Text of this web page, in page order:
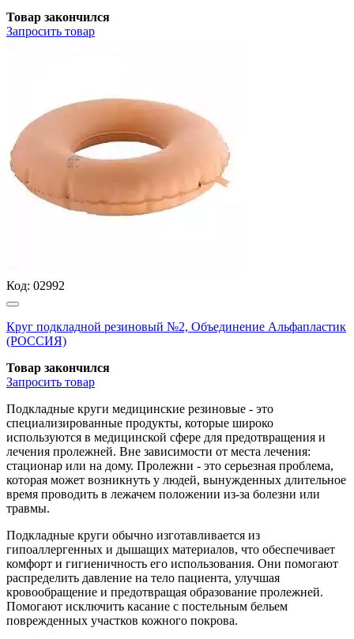
Товар закончился
Запросить товар
Код: 02992
Круг подкладной резиновый №2, Объединение Альфапластик
(РОССИЯ)
Товар закончился
Запросить товар
Подкладные круги медицинские резиновые - это
специализированные продукты, которые широко
используются в медицинской сфере для предотвращения и
лечения пролежней. Вне зависимости от места лечения:
стационар или на дому. Пролежни - это серьезная проблема,
которая может возникнуть у людей, вынужденных длительное
время проводить в лежачем положении из-за болезни или
травмы.
Подкладные круги обычно изготавливается из
гипоаллергенных и дышащих материалов, что обеспечивает
комфорт и гигиеничность его использования. Они помогают
распределить давление на тело пациента, улучшая
кровообращение и предотвращая образование пролежней.
Помогают исключить касание с постельным бельем
поврежденных участков кожного покрова.